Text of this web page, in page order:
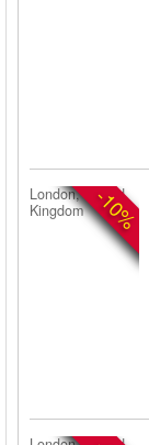
-10%
London, United
Kingdom